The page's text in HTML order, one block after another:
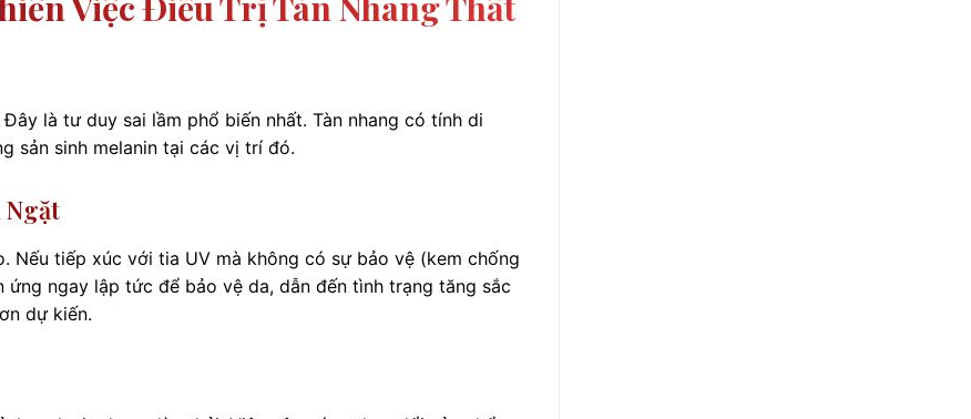
là tư duy sai lầm phổ biến nhất. Tàn nhang có tính di
sản sinh melanin tại các vị trí đó.
Ngặt
Nếu tiếp xúc với tia UV mà không có sự bảo vệ (kem chống
ứng ngay lập tức để bảo vệ da, dẫn đến tình trạng tăng sắc
dự kiến.